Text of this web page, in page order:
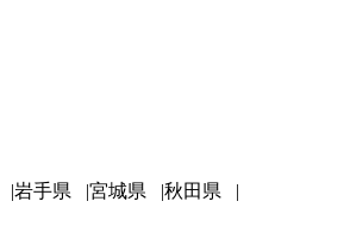
岩手県 宮城県
秋田県